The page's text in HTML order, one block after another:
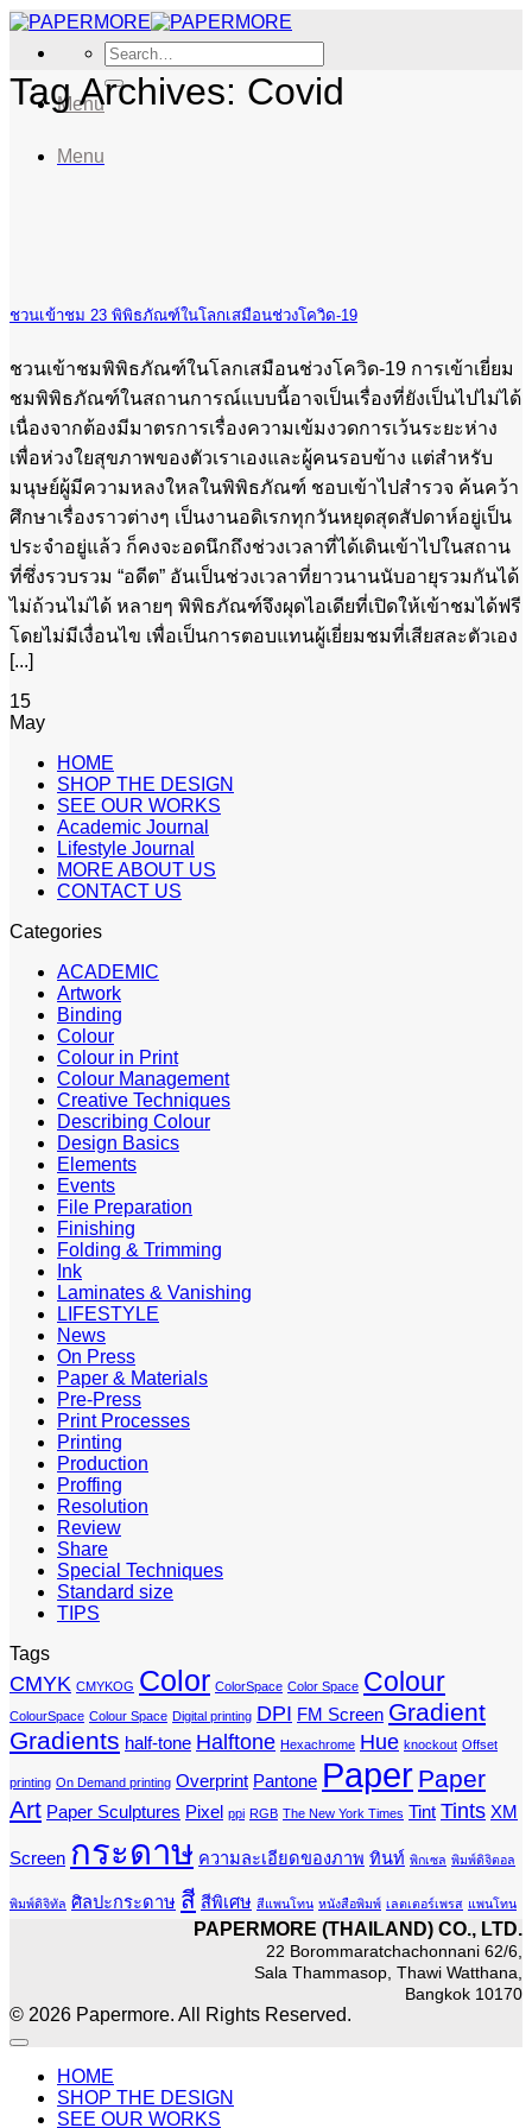
Skip
content
Search
for:
Menu
Menu
Tag Archives: Covid
ชวนเข้าชม 23 พิพิธภัณฑ์ในโลกเสมือนช่วงโควิด-19
ชวนเข้าชมพิพิธภัณฑ์ในโลกเสมือนช่วงโควิด-19 การเข้าเยี่ยม
ชมพิพิธภัณฑ์ในสถานการณ์แบบนี้อาจเป็นเรื่องที่ยังเป็นไปไม่ได้
เนื่องจากต้องมีมาตรการเรื่องความเข้มงวดการเว้นระยะห่าง
เพื่อห่วงใยสุขภาพของตัวเราเองและผู้คนรอบข้าง แต่สำหรับ
มนุษย์ผู้มีความหลงใหลในพิพิธภัณฑ์ ชอบเข้าไปสำรวจ ค้นคว้า
ศึกษาเรื่องราวต่างๆ เป็นงานอดิเรกทุกวันหยุดสุดสัปดาห์อยู่เป็น
ประจำอยู่แล้ว ก็คงจะอดนึกถึงช่วงเวลาที่ได้เดินเข้าไปในสถาน
ที่ซึ่งรวบรวม “อดีต” อันเป็นช่วงเวลาที่ยาวนานนับอายุรวมกันได้
ไม่ถ้วนไม่ได้ หลายๆ พิพิธภัณฑ์จึงผุดไอเดียที่เปิดให้เข้าชมได้ฟรี
โดยไม่มีเงื่อนไข เพื่อเป็นการตอบแทนผู้เยี่ยมชมที่เสียสละตัวเอง
[...]
15
May
HOME
SHOP THE DESIGN
SEE OUR WORKS
Academic Journal
Lifestyle Journal
MORE ABOUT US
CONTACT US
Categories
ACADEMIC
Artwork
Binding
Colour
Colour in Print
Colour Management
Creative Techniques
Describing Colour
Design Basics
Elements
Events
File Preparation
Finishing
Folding & Trimming
Ink
Laminates & Vanishing
LIFESTYLE
News
On Press
Paper & Materials
Pre-Press
Print Processes
Printing
Production
Proffing
Resolution
Review
Share
Special Techniques
Standard size
TIPS
Tags
CMYK CMYKOG Color ColorSpace Color Space Colour
ColourSpace Colour Space Digital printing DPI FM Screen Gradient
Gradients half-tone Halftone Hexachrome Hue knockout Offset
printing On Demand printing Overprint Pantone Paper Paper
Art Paper Sculptures Pixel ppi RGB The New York Times Tint Tints XM
Screen กระดาษ ความละเอียดของภาพ ทินท์ พิกเซล พิมพ์ดิจิตอล
พิมพ์ดิจิทัล ศิลปะกระดาษ สี สีพิเศษ สีแพนโทน หนังสือพิมพ์ เลตเตอร์เพรส แพนโทน
PAPERMORE (THAILAND) CO., LTD.
22 Borommaratchachonnani 62/6,
Sala Thammasop, Thawi Watthana,
Bangkok 10170
© 2026 Papermore. All Rights Reserved.
HOME
SHOP THE DESIGN
SEE OUR WORKS